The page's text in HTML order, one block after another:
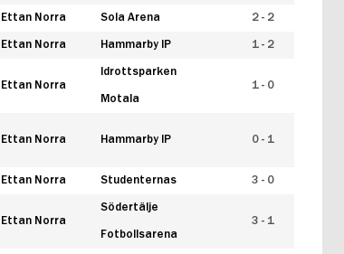
Ettan Norra Sola Arena 2 - 2
Ettan Norra Hammarby IP 1 - 2
Ettan Norra
Idrottsparken
Motala
1 - 0
Ettan Norra Hammarby IP 0 - 1
Ettan Norra Studenternas 3 - 0
Ettan Norra
Södertälje
Fotbollsarena
3 - 1